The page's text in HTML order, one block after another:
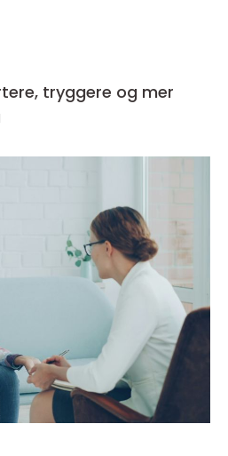
tryggere og mer